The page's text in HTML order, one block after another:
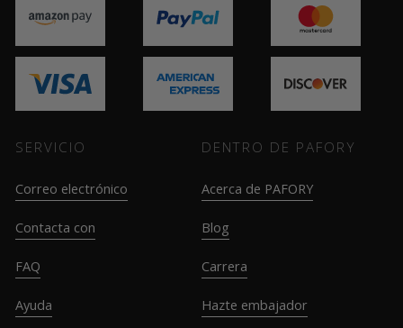
SERVICIO
Correo electrónico
Contacta con
FAQ
Ayuda
DENTRO DE PAFORY
Acerca de PAFORY
Blog
Carrera
Hazte embajador